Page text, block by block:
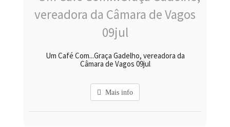
Um Café Com...Graça Gadelho, vereadora da
Câmara de Vagos 09jul
Mais info